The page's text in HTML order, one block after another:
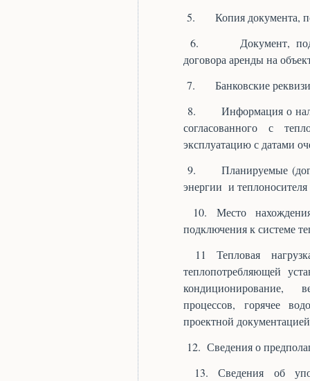
5.
Копия документа,
6.
Документ,
договора аренды на
7.
Банковские
8.
Информация о
согласованного с
эксплуатацию с датами
9.
Планируемые
энергии и
10. Место
подключения к системе
11 Тепловая
теплопотребляющей
кондиционирование,
процессов, горячее
проектной
12. Сведения о
13. Сведения об